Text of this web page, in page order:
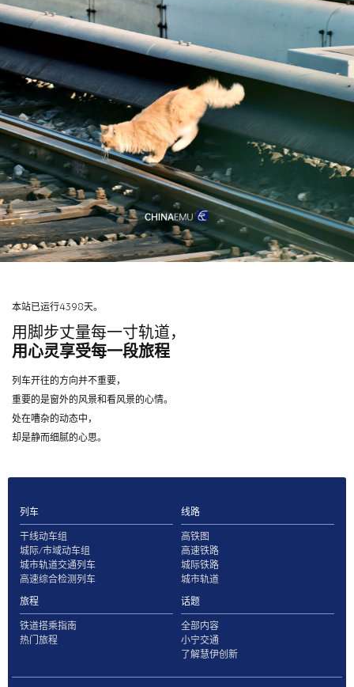
本站已运行4398天。
用脚步丈量每一寸轨道，
用心灵享受每一段旅程
列车开往的方向并不重要，
重要的是窗外的风景和看风景的心情。
处在嘈杂的动态中，
却是静而细腻的心思。
列车
干线动车组
城际/市域动车组
城市轨道交通列车
高速综合检测列车
线路
高铁图
高速铁路
城际铁路
城市轨道
旅程
铁道搭乘指南
热门旅程
话题
全部内容
小宁交通
了解慧伊创新